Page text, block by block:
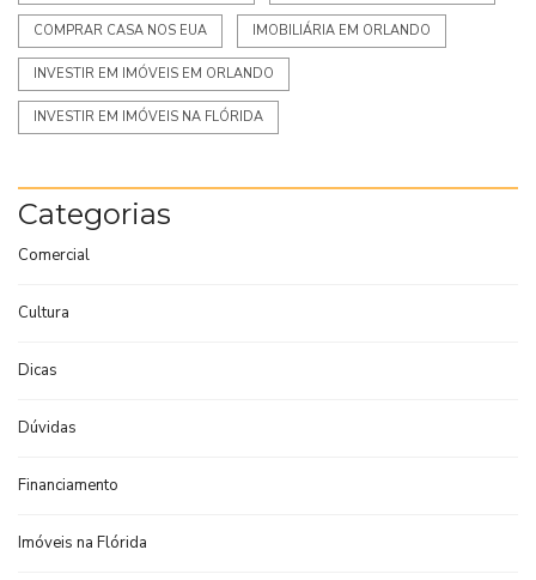
COMPRAR CASA NOS EUA IMOBILIÁRIA EM ORLANDO
INVESTIR EM IMÓVEIS EM ORLANDO
INVESTIR EM IMÓVEIS NA FLÓRIDA
Categorias
Comercial
Cultura
Dicas
Dúvidas
Financiamento
Imóveis na Flórida